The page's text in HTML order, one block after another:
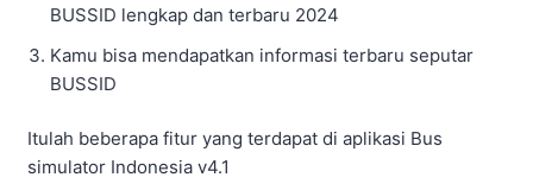
BUSSID lengkap dan terbaru 2024
Kamu bisa mendapatkan informasi terbaru seputar
BUSSID
Itulah beberapa fitur yang terdapat di aplikasi Bus
simulator Indonesia v4.1